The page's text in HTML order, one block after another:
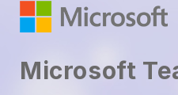
Microsoft